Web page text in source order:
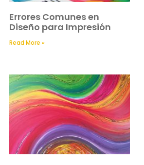
Errores Comunes en
Diseño para Impresión
Read More »